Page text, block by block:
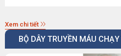
Xem chi tiết
BỘ DÂY TRUYỀN MÁU